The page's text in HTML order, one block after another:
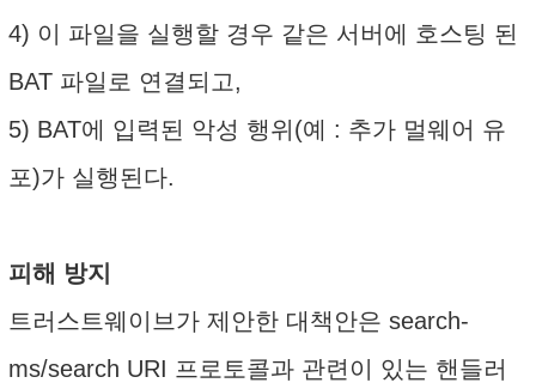
4) 이 파일을 실행할 경우 같은 서버에 호스팅 된
BAT 파일로 연결되고,
5) BAT에 입력된 악성 행위(예 : 추가 멀웨어 유
포)가 실행된다.
피해 방지
트러스트웨이브가 제안한 대책안은 search-
ms/search URI 프로토콜과 관련이 있는 핸들러